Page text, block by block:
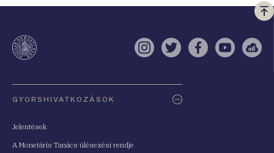
a
Instagram
TwitterFacebook
YouTube
GYORSHIVATKOZÁSOK
Jelentések
A Monetáris Tanács ülésezési rendje